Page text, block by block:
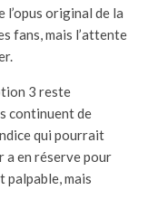
l’opus original de la
fans, mais l’attente
3 reste
continuent de
qui pourrait
a en réserve pour
palpable, mais